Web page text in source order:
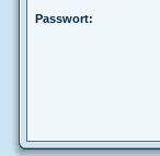
Passwort: